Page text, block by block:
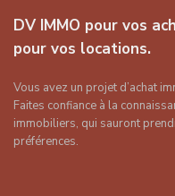
DV IMMO pour vos
pour vos locations.
Vous avez un projet d’achat
Faites confiance à la
immobiliers, qui sauront
préférences.